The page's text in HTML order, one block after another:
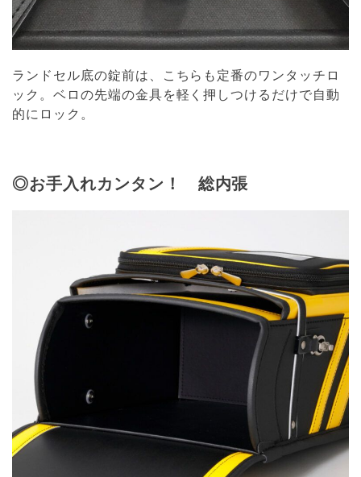
ランドセル底の錠前は、こちらも定番のワンタッチロ
ック。ベロの先端の金具を軽く押しつけるだけで自動
的にロック。
◎お手入れカンタン！ 総内張